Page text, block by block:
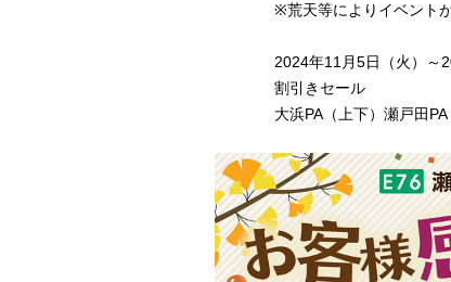
※荒天等によりイベントが変更
2024年11月5日（火）～2024
割引きセール
大浜PA（上下）瀬戸田PA（上